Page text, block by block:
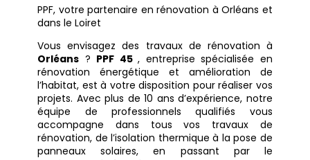
PPF, votre partenaire en rénovation à Orléans et
dans le Loiret
Vous envisagez des travaux de rénovation à
Orléans ? PPF 45, entreprise spécialisée en
rénovation énergétique et amélioration de
l’habitat, est à votre disposition pour réaliser vos
projets. Avec plus de 10 ans d’expérience, notre
équipe de professionnels qualifiés vous
accompagne dans tous vos travaux de
rénovation, de l’isolation thermique à la pose de
panneaux solaires, en passant par le